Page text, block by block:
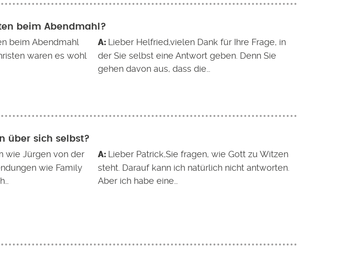
beim Abendmahl?
beim Abendmahl
waren es wohl
Lieber Helfried,vielen Dank für Ihre Frage, in
der Sie selbst eine Antwort geben. Denn Sie
gehen davon aus, dass die…
über sich selbst?
wie Jürgen von der
wie Family
Lieber Patrick,Sie fragen, wie Gott zu Witzen
steht. Darauf kann ich natürlich nicht antworten.
Aber ich habe eine…